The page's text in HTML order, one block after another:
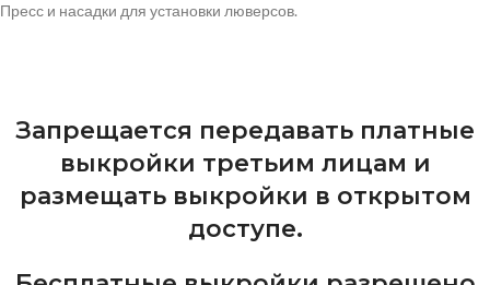
Пресс и насадки для установки люверсов.
Запрещается передавать платные
выкройки третьим лицам и
размещать выкройки в открытом
доступе.